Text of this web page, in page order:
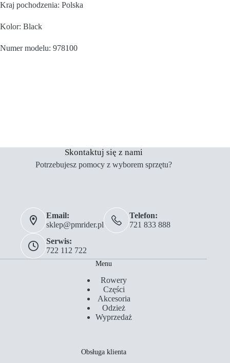
Kraj pochodzenia: Polska
Kolor: Black
Numer modelu: 978100
Skontaktuj się z nami
Potrzebujesz pomocy z wyborem sprzętu?
Email:
sklep@pmrider.pl
Telefon:
721 833 888
Serwis:
722 112 722
Menu
Rowery
Części
Akcesoria
Odzież
Wyprzedaż
Obsługa klienta